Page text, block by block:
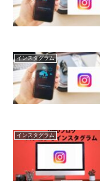
インスタグラム
インスタグラム